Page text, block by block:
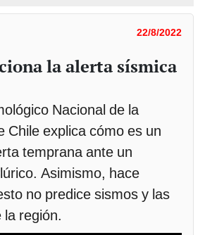
22/8/2022
la alerta sísmica
Nacional de la
Chile explica cómo es un
temprana ante un
Asimismo, hace
no predice sismos y las
la región.